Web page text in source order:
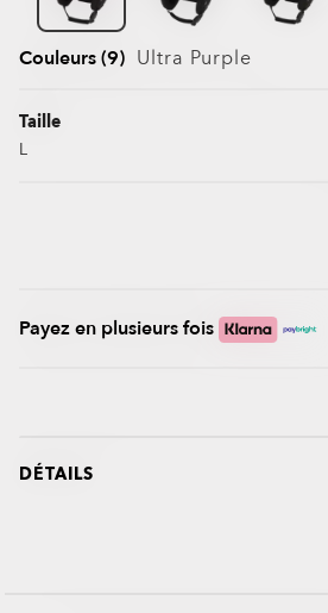
Couleurs (9) Ultra Purple
Taille
L
Payez en plusieurs fois
DÉTAILS